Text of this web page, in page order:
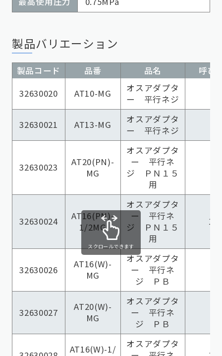
製品バリエーション
製品コード 品番 品名
呼び
32630020
AT10-MG
オスアダプタ
ー 平行ネジ
32630021 AT13-MG
オスアダプタ
ー 平行ネジ
32630023
AT20(PN)-
MG
オスアダプタ
ー 平行ネ
ジ ＰＮ１５
用
32630024
AT16(PN)-
1/2MG
オスアダプタ
ー 平行ネ
ジ ＰＮ１５
用
32630026
AT16(W)-
MG
オスアダプタ
ー 平行ネ
ジ ＰＢ
32630027
AT20(W)-
MG
オスアダプタ
ー 平行ネ
ジ ＰＢ
AT16(W)-1/
オスアダプタ
スクロールできます